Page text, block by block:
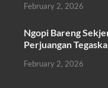
February 2, 2026
Ngopi Bareng
Perjuangan
February 2, 2026